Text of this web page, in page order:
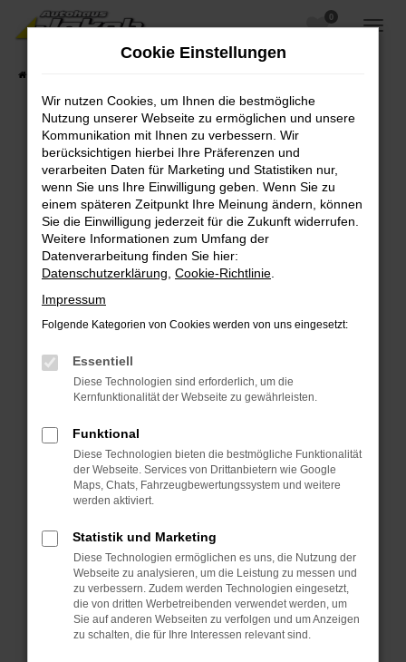
Zum
Hauptinhalt
0
Fehler: Network Error
Beim Laden ist ein Fehler aufgetreten.
Hier sind ein paar Tipps, die dir helfen können:
Überprüfe deine Firewall und deine
Internetverbindung.
Laden andere Webseiten, zum Beispiel deine
Suchmaschine?
Prüfe deine Browsererweiterungen.
Manche Erweiterungen, wie Werbeblocker,
können das Laden bestimmter Seiten
verhindern. Funktioniert die Seite in einem
Fenster?
Starte dein Gerät neu.
Das kann manchmal helfen, vorübergehende
Probleme zu beheben.
Betriebssystem auf dem neuesten Stand
sind.
Veraltete Software birgt nicht nur ein
Sicherheitsrisiko, sondern kann auch dazu
führen, dass bestimmte Funktionen nicht mehr
unterstützt werden.
Cookie Einstellungen
Wir nutzen Cookies, um Ihnen die bestmögliche
Nutzung unserer Webseite zu ermöglichen und unsere
Kommunikation mit Ihnen zu verbessern. Wir
berücksichtigen hierbei Ihre Präferenzen und
verarbeiten Daten für Marketing und Statistiken nur,
wenn Sie uns Ihre Einwilligung geben. Wenn Sie zu
einem späteren Zeitpunkt Ihre Meinung ändern, können
Sie die Einwilligung jederzeit für die Zukunft widerrufen.
Weitere Informationen zum Umfang der
Datenverarbeitung finden Sie hier:
Datenschutzerklärung Cookie-Richtlinie
Impressum
Folgende Kategorien von Cookies werden von uns eingesetzt:
Essentiell
Diese Technologien sind erforderlich, um die
Kernfunktionalität der Webseite zu gewährleisten.
Funktional
Diese Technologien bieten die bestmögliche Funktionalität
der Webseite. Services von Drittanbietern wie Google
Maps, Chats, Fahrzeugbewertungssystem und weitere
werden aktiviert.
Statistik und Marketing
Diese Technologien ermöglichen es uns, die Nutzung der
Webseite zu analysieren, um die Leistung zu messen und
zu verbessern. Zudem werden Technologien eingesetzt,
die von dritten Werbetreibenden verwendet werden, um
Sie auf anderen Webseiten zu verfolgen und um Anzeigen
zu schalten, die für Ihre Interessen relevant sind.